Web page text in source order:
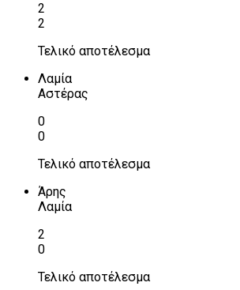
2
2
Τελικό αποτέλεσμα
Λαμία
Αστέρας
0
0
Τελικό αποτέλεσμα
Άρης
Λαμία
2
0
Τελικό αποτέλεσμα